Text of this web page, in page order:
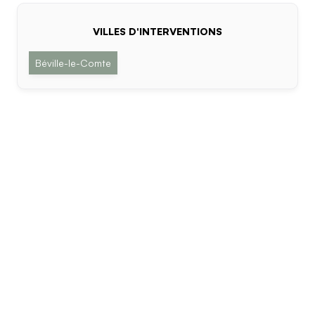
VILLES D'INTERVENTIONS
Béville-le-Comte